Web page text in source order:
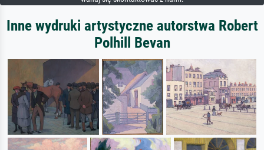
Inne wydruki artystyczne autorstwa Robert
Polhill Bevan